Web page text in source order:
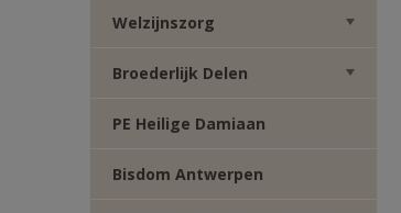
Welzijnszorg
Broederlijk Delen
PE Heilige Damiaan
Bisdom Antwerpen